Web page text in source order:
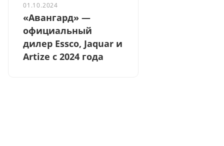
01.10.2024
«Авангард» —
официальный
дилер Essco, Jaquar и
Artize с 2024 года